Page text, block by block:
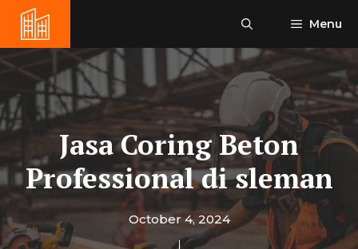
content
Menu
Jasa Coring Beton
Professional di sleman
October 4, 2024